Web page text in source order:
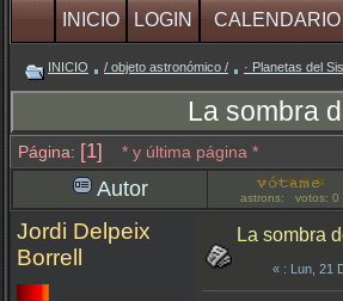
INICIO LOGIN CALENDARIO
INICIO / objeto astronómico / · Planetas del
La sombra
Página: [1] * y última página *
Autor astrons: votos: 0
Jordi Delpeix
Borrell
La sombra
« : Lun, 21